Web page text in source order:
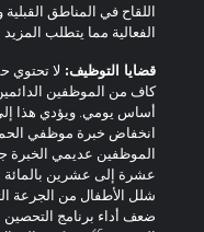
اللقاح في المناطق القبلية
الفعالية مما يتطلب المزيد
قضايا التوظيف:لا تحتوي
كاف من الموظفين الدائمين،
أساس يومي. ويؤدي هذا إلى
انخفاض خبرة موظفي الحملة
الموظفين عديمي الخبرة
عشرة إلى عشرين بالمائة من
شلل الأطفال من الجرعة الثانية